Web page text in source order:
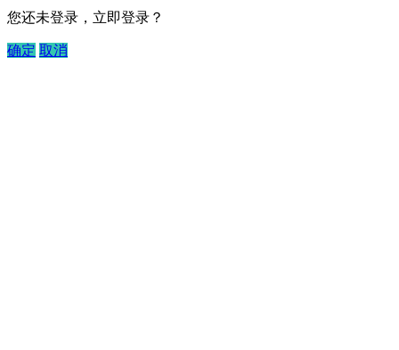
您还未登录，立即登录？
确定 取消